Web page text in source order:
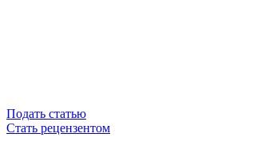
Подать статью
Стать рецензентом